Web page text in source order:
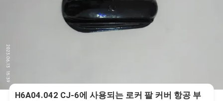
H6A04.042 CJ-6에 사용되는 로커 팔 커버 항공 부